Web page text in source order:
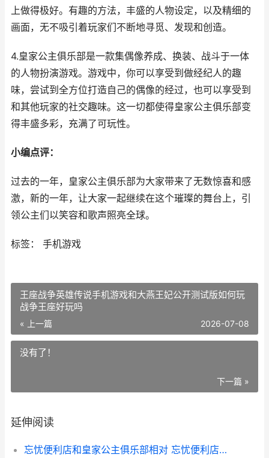
上做得极好。有趣的方法，丰盛的人物设定，以及精细的
画面，无不吸引着玩家们不断地寻觅、发现和创造。
4.皇家公主俱乐部是一款集偶像养成、换装、战斗于一体
的人物扮演游戏。游戏中，你可以享受到做经纪人的趣
味，尝试到全方位打造自己的偶像的经过，也可以享受到
和其他玩家的社交趣味。这一切都使得皇家公主俱乐部变
得丰盛多彩，充满了可玩性。
小编点评：
过去的一年，皇家公主俱乐部为大家带来了无数惊喜和感
激，新的一年，让大家一起继续在这个璀璨的舞台上，引
领公主们以笑容和歌声照亮全球。
标签： 手机游戏
王座战争英雄传说手机游戏和大燕王妃公开测试版如何玩
战争王座好玩吗
« 上一篇 2026-07-08
没有了！
下一篇 »
延伸阅读
忘忧便利店和皇家公主俱乐部相对 忘忧便利店和皇家哪个好